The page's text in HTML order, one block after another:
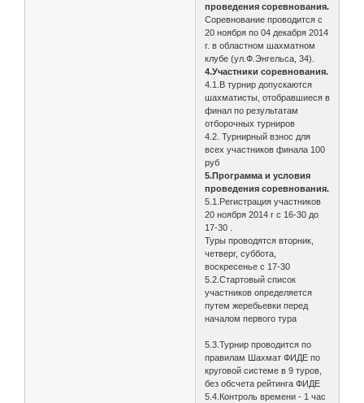
проведения соревнования.
Соревнование проводится с
20 ноября по 04 декабря 2014
г. в областном шахматном
клубе (ул.Ф.Энгельса, 34).
4.Участники соревнования.
4.1.В турнир допускаются
шахматисты, отобравшиеся в
финал по результатам
отборочных турниров
4.2. Турнирный взнос для
всех участников финала 100
руб
5.Программа и условия
проведения соревнования.
5.1.Регистрация участников
20 ноября 2014 г с 16-30 до
17-30 .
Туры проводятся вторник,
четверг, суббота,
воскресенье с 17-30
5.2.Стартовый список
участников определяется
путем жеребьевки перед
началом первого тура
5.3.Турнир проводится по
правилам Шахмат ФИДЕ по
круговой системе в 9 туров,
без обсчета рейтинга ФИДЕ
5.4.Контроль времени - 1 час